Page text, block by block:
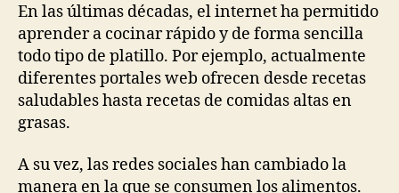
En las últimas décadas, el internet ha permitido
aprender a cocinar rápido y de forma sencilla
todo tipo de platillo. Por ejemplo, actualmente
diferentes portales web ofrecen desde recetas
saludables hasta recetas de comidas altas en
grasas.
A su vez, las redes sociales han cambiado la
manera en la que se consumen los alimentos.